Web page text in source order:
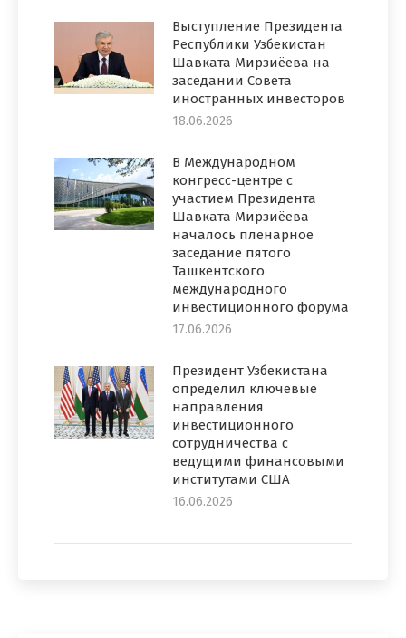
Выступление Президента
Республики Узбекистан
Шавката Мирзиёева на
заседании Совета
иностранных инвесторов
18.06.2026
В Международном
конгресс-центре с
участием Президента
Шавката Мирзиёева
началось пленарное
заседание пятого
Ташкентского
международного
инвестиционного форума
17.06.2026
Президент Узбекистана
определил ключевые
направления
инвестиционного
сотрудничества с
ведущими финансовыми
институтами США
16.06.2026